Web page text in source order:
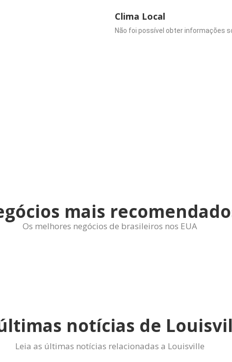
Clima Local
Não foi possível obter informações
mais
Os melhores negócios de brasileiros nos EUA
notícias de
Leia as últimas notícias relacionadas a Louisville